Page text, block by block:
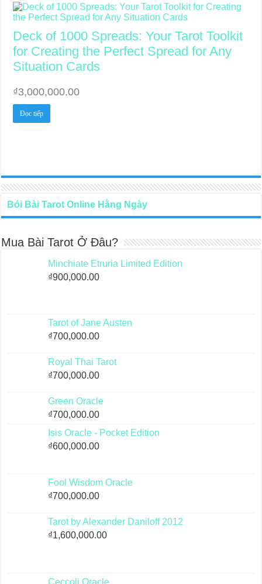
phẩm
Deck of 1000 Spreads: Your Tarot Toolkit
for Creating the Perfect Spread for Any
Situation Cards
₫3,000,000.00
Đọc tiếp
Bói Bài Tarot Online Hằng Ngày
Mua Bài Tarot Ở Đâu?
Minchiate Etruria Limited Edition
₫900,000.00
Tarot of Jane Austen
₫700,000.00
Royal Thai Tarot
₫700,000.00
Green Oracle
₫700,000.00
Isis Oracle - Pocket Edition
₫600,000.00
Fool Wisdom Oracle
₫700,000.00
Tarot by Alexander Daniloff 2012
₫1,600,000.00